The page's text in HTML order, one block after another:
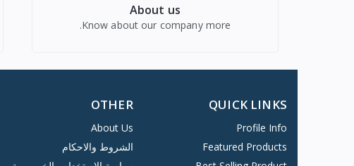
About us
Know about our company more.
QUICK LINKS
Profile Info
Featured Products
OTHER
About Us
الشروط والاحكام